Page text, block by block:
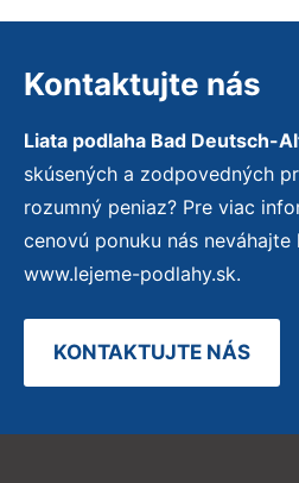
Kontaktujte nás
Liata podlaha Bad Deutsch-
skúsených a zodpovedných
rozumný peniaz? Pre viac
cenovú ponuku nás
www.lejeme-podlahy.sk.
KONTAKTUJTE NÁS